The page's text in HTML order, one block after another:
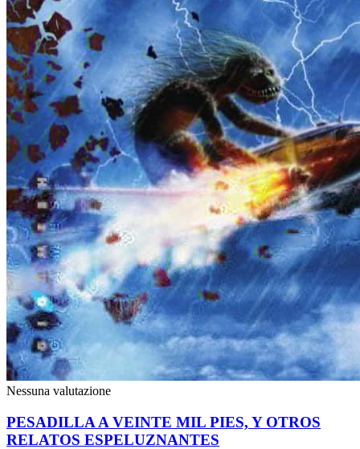
Nessuna valutazione
PESADILLA A VEINTE MIL PIES, Y OTROS
RELATOS ESPELUZNANTES